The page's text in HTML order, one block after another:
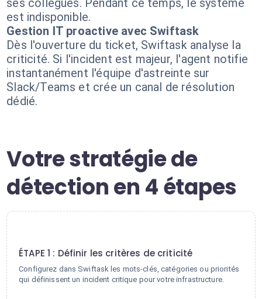
ses collègues. Pendant ce temps, le système
est indisponible.
Gestion IT proactive avec Swiftask
Dès l'ouverture du ticket, Swiftask analyse la
criticité. Si l'incident est majeur, l'agent notifie
instantanément l'équipe d'astreinte sur
Slack/Teams et crée un canal de résolution
dédié.
Votre stratégie de
détection en 4 étapes
ÉTAPE 1 : Définir les critères de criticité
Configurez dans Swiftask les mots-clés, catégories ou priorités
qui définissent un incident critique pour votre infrastructure.